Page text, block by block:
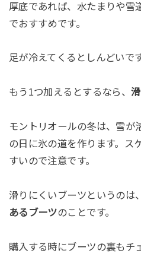
厚底であれば、水たまりや雪
でおすすめです。
足が冷えてくるとしんどいで
もう1つ加えるとするなら、
モントリオールの冬は、雪が
の日に氷の道を作ります。ス
すいので注意です。
滑りにくいブーツというのは、
あるブーツのことです。
購入する時にブーツの裏もチ